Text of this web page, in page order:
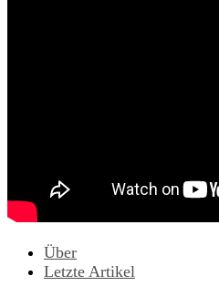
Über
Letzte Artikel